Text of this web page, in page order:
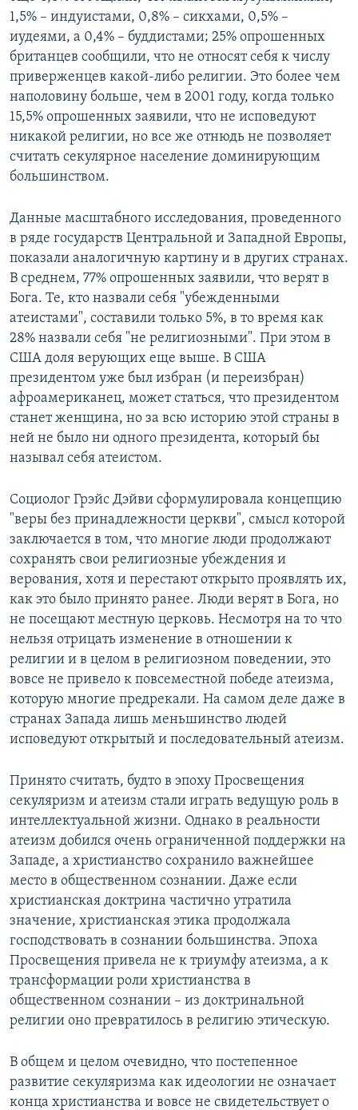
1,5% – индуистами, 0,8% – сикхами, 0,5% –
иудеями, а 0,4% – буддистами; 25% опрошенных
британцев сообщили, что не относят себя к числу
приверженцев какой-либо религии. Это более чем
наполовину больше, чем в 2001 году, когда только
15,5% опрошенных заявили, что не исповедуют
никакой религии, но все же отнюдь не позволяет
считать секулярное население доминирующим
большинством.
Данные масштабного исследования, проведенного
в ряде государств Центральной и Западной Европы,
показали аналогичную картину и в других странах.
В среднем, 77% опрошенных заявили, что верят в
Бога. Те, кто назвали себя "убежденными
атеистами", составили только 5%, в то время как
28% назвали себя "не религиозными". При этом в
США доля верующих еще выше. В США
президентом уже был избран (и переизбран)
афроамериканец, может статься, что президентом
станет женщина, но за всю историю этой страны в
ней не было ни одного президента, который бы
называл себя атеистом.
Социолог Грэйс Дэйви сформулировала концепцию
"веры без принадлежности церкви", смысл которой
заключается в том, что многие люди продолжают
сохранять свои религиозные убеждения и
верования, хотя и перестают открыто проявлять их,
как это было принято ранее. Люди верят в Бога, но
не посещают местную церковь. Несмотря на то что
нельзя отрицать изменение в отношении к
религии и в целом в религиозном поведении, это
вовсе не привело к повсеместной победе атеизма,
которую многие предрекали. На самом деле даже в
странах Запада лишь меньшинство людей
исповедуют открытый и последовательный атеизм.
Принято считать, будто в эпоху Просвещения
секуляризм и атеизм стали играть ведущую роль в
интеллектуальной жизни. Однако в реальности
атеизм добился очень ограниченной поддержки на
Западе, а христианство сохранило важнейшее
место в общественном сознании. Даже если
христианская доктрина частично утратила
значение, христианская этика продолжала
господствовать в сознании большинства. Эпоха
Просвещения привела не к триумфу атеизма, а к
трансформации роли христианства в
общественном сознании – из доктринальной
религии оно превратилось в религию этическую.
В общем и целом очевидно, что постепенное
развитие секуляризма как идеологии не означает
конца христианства и вовсе не свидетельствует о